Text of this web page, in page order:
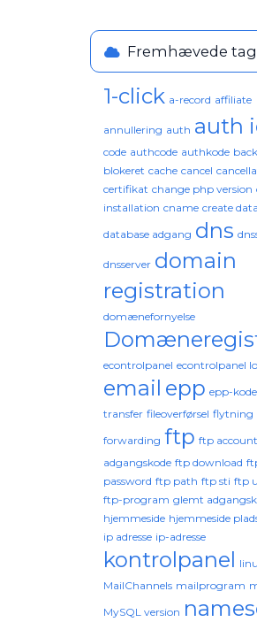
Fremhævede
1-click a-record affiliate
annullering auth auth
code authcode authkode
blokeret cache cancel
certifikat change php version
installation cname create
database adgang dns
dnsserver domain
registration
domænefornyelse
econtrolpanel econtrolpanel
email epp epp-kode
transfer fileoverførsel flytning
forwarding ftp ftp account
adgangskode ftp download
password ftp path ftp sti ftp
ftp-program glemt
hjemmeside hjemmeside
ip adresse ip-adresse
kontrolpanel
MailChannels mailprogram
MySQL version